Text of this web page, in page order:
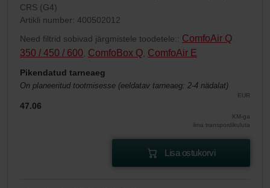
CRS (G4)
Artikli number: 400502012
Need filtrid sobivad järgmistele toodetele:: ComfoAir Q
350 / 450 / 600 ComfoBox Q ComfoAir E
Pikendatud tarneaeg
On planeeritud tootmisesse (eeldatav tarneaeg: 2-4 nädalat)
EUR
47.06
KM-ga
ilma transpordikuluta
Lisa ostukorvi